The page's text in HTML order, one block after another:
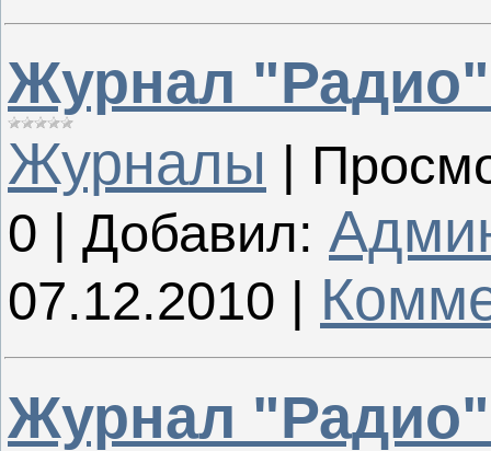
Журнал "Радио"
Журналы |
0 | Добавил:
07.12.2010 |
Журнал "Радио"